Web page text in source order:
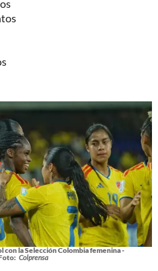
con la Selección Colombia femenina -
Colprensa